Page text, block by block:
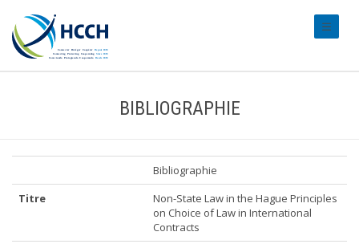
BIBLIOGRAPHIE
Bibliographie
Titre
Non-State Law in the Hague Principles
on Choice of Law in International
Contracts